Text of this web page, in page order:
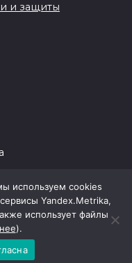
и защиты
используем cookies
Yandex.Metrika,
использует файлы
).